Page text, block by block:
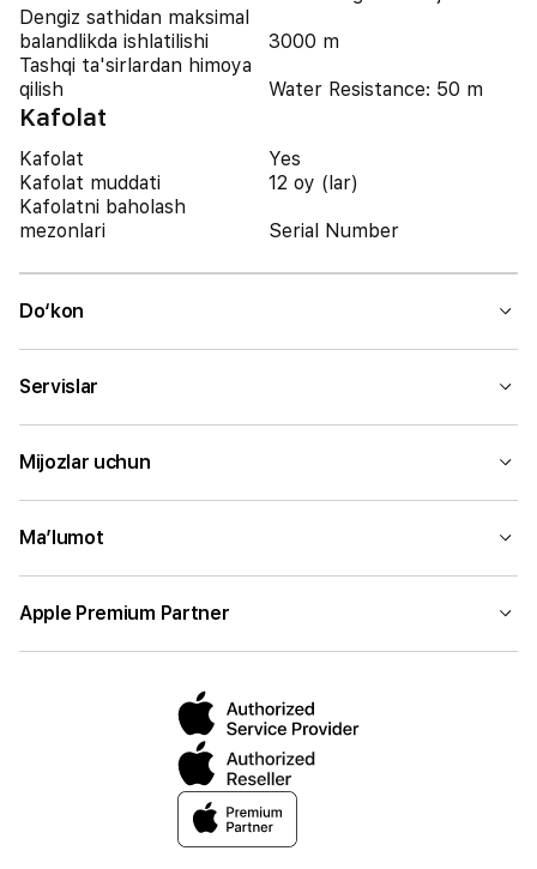
Dengiz sathidan maksimal
balandlikda ishlatilishi
3000 m
Tashqi ta'sirlardan himoya
qilish
Water Resistance: 50 m
Kafolat
Kafolat
Yes
Kafolat muddati
12 oy (lar)
Kafolatni baholash
mezonlari
Serial Number
Do‘kon
Servislar
Mijozlar uchun
Ma’lumot
Apple Premium Partner